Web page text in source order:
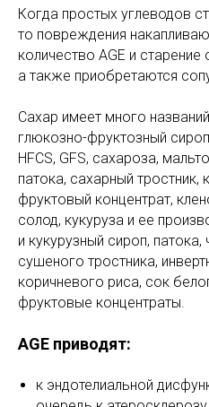
Когда простых углеводов
то повреждения
количество AGE и старение
а также приобретаются
Сахар имеет много
глюкозно-фруктозный
HFCS, GFS, сахароза,
патока, сахарный тростник,
фруктовый концентрат,
солод, кукуруза и ее
и кукурузный сироп, патока,
сушеного тростника,
коричневого риса, сок
фруктовые концентраты.
AGE приводят:
к эндотелиальной